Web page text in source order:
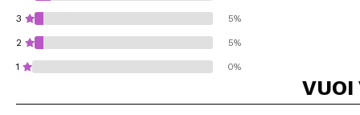
3 5%
2 5%
1 0%
VUOI